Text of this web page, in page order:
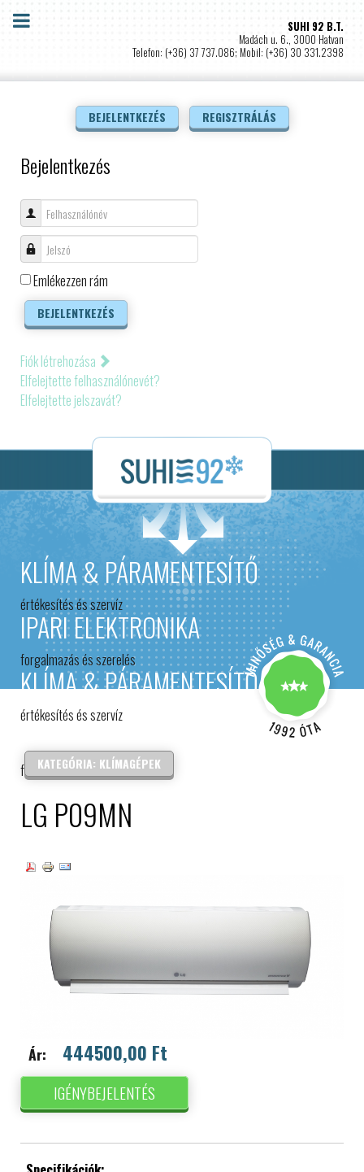
SUHI 92 B.T.
Madách u. 6., 3000 Hatvan
Telefon: (+36) 37 737.086; Mobil: (+36) 30 331.2398
BEJELENTKEZÉS REGISZTRÁLÁS
Bejelentkezés
Felhasználónév
Jelszó
Emlékezzen rám
BEJELENTKEZÉS
Fiók létrehozása
Elfelejtette felhasználónevét?
Elfelejtette jelszavát?
KLÍMA & PÁRAMENTESÍTŐ
értékesítés és szervíz
IPARI ELEKTRONIKA
forgalmazás és szerelés
KLÍMA & PÁRAMENTESÍTŐ
értékesítés és szervíz
forgalmazás és szerelés
KATEGÓRIA: KLÍMAGÉPEK
LG P09MN
Ár: 444500,00 Ft
IGÉNYBEJELENTÉS